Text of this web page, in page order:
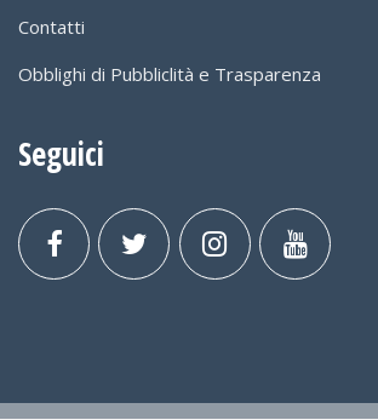
Contatti
Obblighi di Pubbliclità e Trasparenza
Seguici